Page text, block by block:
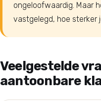
ongeloofwaardig. Maar
vastgelegd, hoe sterker
Veelgestelde
aantoonbare